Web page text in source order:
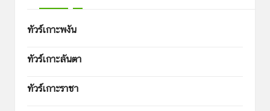
ทัวร์เกาะพงัน
ทัวร์เกาะลันตา
ทัวร์เกาะราชา